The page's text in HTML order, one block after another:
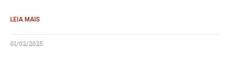
LEIA MAIS
01/02/2025